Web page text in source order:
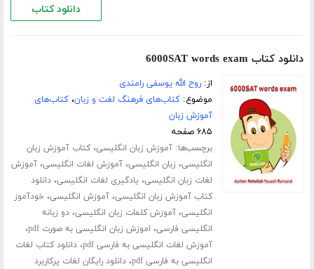
دانلود کتاب
دانلود کتاب 6000SAT words exam
از:روح الله یوسفی رامندی
موضوع:کتاب‌های فرهنگ لغت و زبان،کتاب‌های
آموزش زبان
۶۸۵ صفحه
برچسب‌ها:آموزش زبان انگلیسی،کتاب آموزش زبان
انگلیسی، زبان انگلیسی،آموزش لغات انگلیسی،آموزش
لغات زبان انگلیسی، یادگیری لغات انگلیسی،دانلود
کتاب آموزش زبان انگلیسی،آموزش انگلیسی، خودآموز
انگلیسی،آموزش کلمات زبان انگلیسی،دو زبانه
انگلیسی فارسی، اموزش زبان انگلیسی به صورت pdf ،
آموزش لغات انگلیسی به فارسی pdf ،دانلود کتاب لغات
انگلیسی به فارسی pdf
،دانلود رایگان لغات پرکاربرد